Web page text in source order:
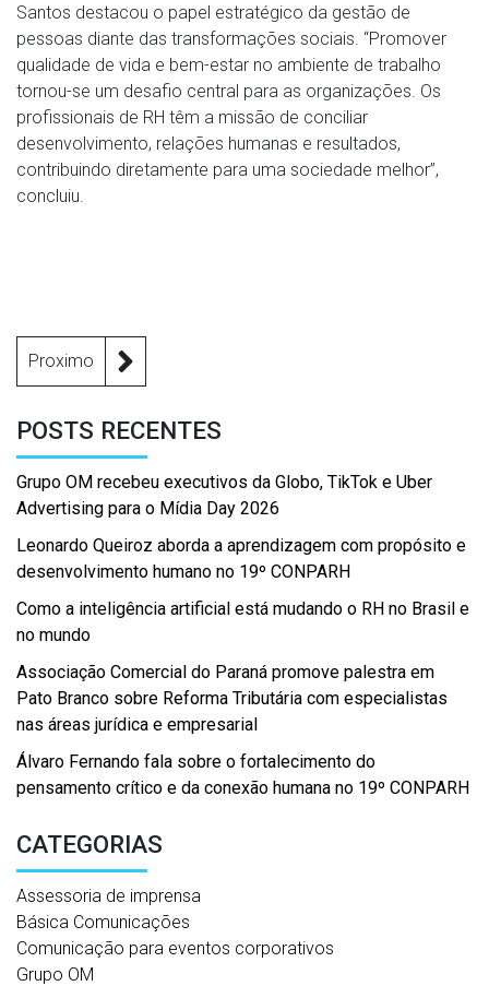
Santos destacou o papel estratégico da gestão de
pessoas diante das transformações sociais. “Promover
qualidade de vida e bem-estar no ambiente de trabalho
tornou-se um desafio central para as organizações. Os
profissionais de RH têm a missão de conciliar
desenvolvimento, relações humanas e resultados,
contribuindo diretamente para uma sociedade melhor”,
concluiu.
Proximo
POSTS RECENTES
Grupo OM recebeu executivos da Globo, TikTok e Uber
Advertising para o Mídia Day 2026
Leonardo Queiroz aborda a aprendizagem com propósito e
desenvolvimento humano no 19º CONPARH
Como a inteligência artificial está mudando o RH no Brasil e
no mundo
Associação Comercial do Paraná promove palestra em
Pato Branco sobre Reforma Tributária com especialistas
nas áreas jurídica e empresarial
Álvaro Fernando fala sobre o fortalecimento do
pensamento crítico e da conexão humana no 19º CONPARH
CATEGORIAS
Assessoria de imprensa
Básica Comunicações
Comunicação para eventos corporativos
Grupo OM